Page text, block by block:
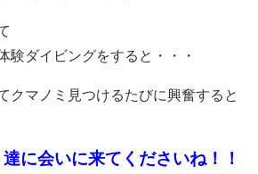
験ダイビングをすると・・・
クマノミ見つけるたびに興奮すると
に会いに来てくださいね！！